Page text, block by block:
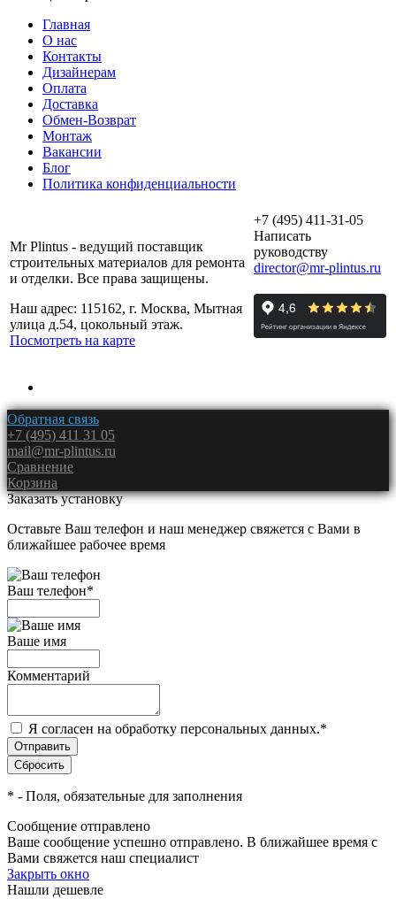
Главная
О нас
Контакты
Дизайнерам
Оплата
Доставка
Обмен-Возврат
Монтаж
Вакансии
Блог
Политика конфиденциальности
Mr Plintus - ведущий поставщик
строительных материалов для ремонта
и отделки. Все права защищены.
Наш адрес: 115162, г. Москва, Мытная
улица д.54, цокольный этаж.
Посмотреть на карте
+7 (495) 411-31-05
Написать
руководству
director@mr-plintus.ru
Обратная связь
+7 (495) 411 31 05
mail@mr-plintus.ru
Сравнение
Корзина
Заказать установку
Оставьте Ваш телефон и наш менеджер свяжется с Вами в
ближайшее рабочее время
Ваш телефон*
Ваше имя
Комментарий
Я согласен на обработку персональных данных.*
* - Поля, обязательные для заполнения
Сообщение отправлено
Ваше сообщение успешно отправлено. В ближайшее время с
Вами свяжется наш специалист
Закрыть окно
Нашли дешевле